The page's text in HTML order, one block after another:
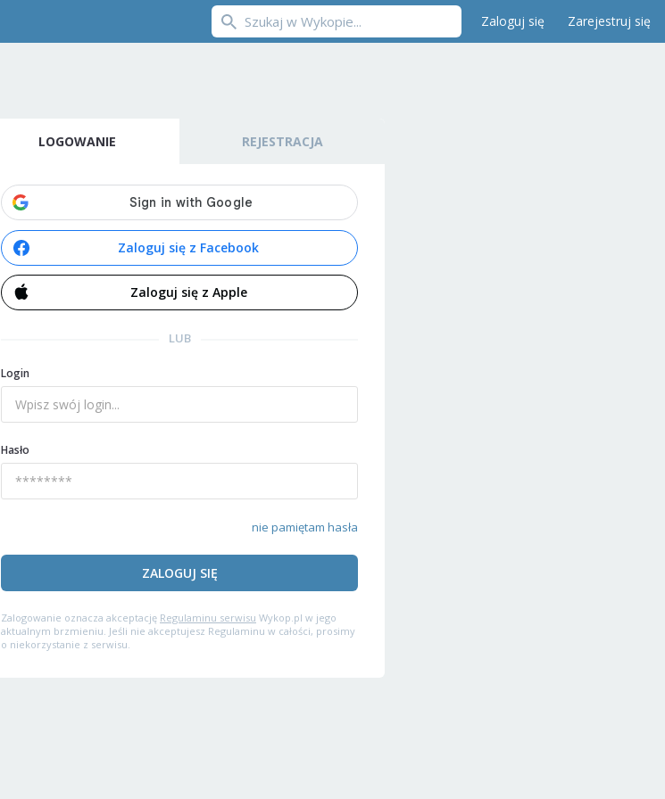
Zaloguj się Zarejestruj się
LOGOWANIE REJESTRACJA
Zaloguj się z Facebook
Zaloguj się z Apple
LUB
Login
Hasło
nie pamiętam hasła
ZALOGUJ SIĘ
Zalogowanie oznacza akceptację Regulaminu serwisu Wykop.pl w jego
aktualnym brzmieniu. Jeśli nie akceptujesz Regulaminu w całości, prosimy
o niekorzystanie z serwisu.